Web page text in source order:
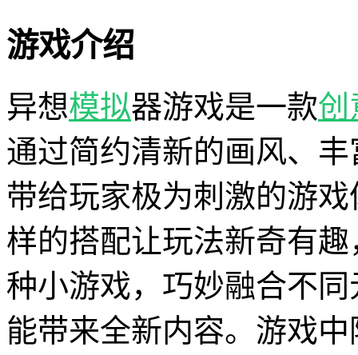
游戏介绍
异想模拟器游戏是一款创
通过简约清新的画风、
带给玩家极为刺激的游
样的搭配让玩法新奇有
种小游戏，巧妙融合不
能带来全新内容。游戏